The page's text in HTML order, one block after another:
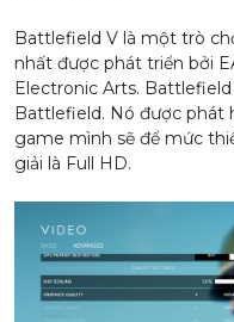
Battlefield V là một trò
nhất được phát triển bởi
Electronic Arts.
Battlefield. Nó được phát
game mình sẽ để mức
giải là Full HD.